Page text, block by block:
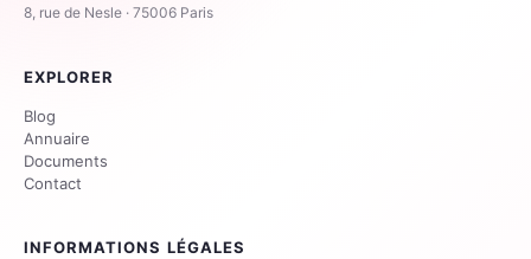
8, rue de Nesle · 75006 Paris
EXPLORER
Blog
Annuaire
Documents
Contact
INFORMATIONS LÉGALES